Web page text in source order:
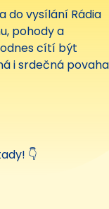
do vysílání Rádia
pohody a
cítí být
i srdečná povaha
👇